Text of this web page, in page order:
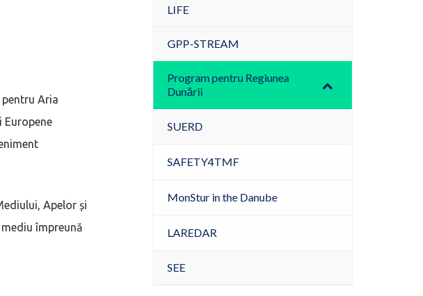
Aria
Europene
Apelor și
împreună
LIFE
GPP-STREAM
Program pentru Regiunea
Dunării
SUERD
SAFETY4TMF
MonStur in the Danube
LAREDAR
SEE